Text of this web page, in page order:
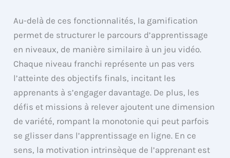
Au-delà de ces fonctionnalités, la gamification
permet de structurer le parcours d’apprentissage
en niveaux, de manière similaire à un jeu vidéo.
Chaque niveau franchi représente un pas vers
l’atteinte des objectifs finals, incitant les
apprenants à s’engager davantage. De plus, les
défis et missions à relever ajoutent une dimension
de variété, rompant la monotonie qui peut parfois
se glisser dans l’apprentissage en ligne. En ce
sens, la motivation intrinsèque de l’apprenant est